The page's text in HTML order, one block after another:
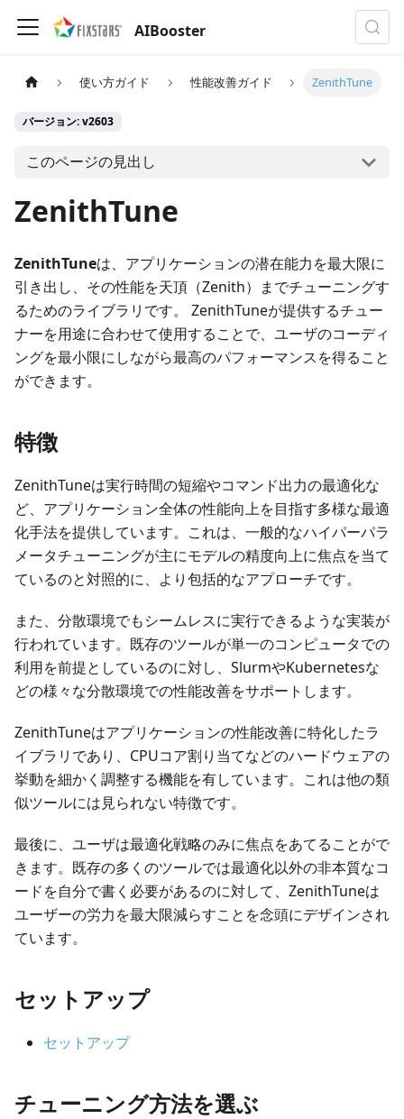
AIBooster
使い方ガイド 性能改善ガイド ZenithTune
バージョン: v2603
このページの見出し
ZenithTune
ZenithTuneは、アプリケーションの潜在能力を最大限に
引き出し、その性能を天頂（Zenith）までチューニングす
るためのライブラリです。 ZenithTuneが提供するチュー
ナーを用途に合わせて使用することで、ユーザのコーディ
ングを最小限にしながら最高のパフォーマンスを得ること
ができます。
特徴
ZenithTuneは実行時間の短縮やコマンド出力の最適化な
ど、アプリケーション全体の性能向上を目指す多様な最適
化手法を提供しています。これは、一般的なハイパーパラ
メータチューニングが主にモデルの精度向上に焦点を当て
ているのと対照的に、より包括的なアプローチです。
また、分散環境でもシームレスに実行できるような実装が
行われています。既存のツールが単一のコンピュータでの
利用を前提としているのに対し、SlurmやKubernetesな
どの様々な分散環境での性能改善をサポートします。
ZenithTuneはアプリケーションの性能改善に特化したラ
イブラリであり、CPUコア割り当てなどのハードウェアの
挙動を細かく調整する機能を有しています。これは他の類
似ツールには見られない特徴です。
最後に、ユーザは最適化戦略のみに焦点をあてることがで
きます。既存の多くのツールでは最適化以外の非本質なコ
ードを自分で書く必要があるのに対して、ZenithTuneは
ユーザーの労力を最大限減らすことを念頭にデザインされ
ています。
セットアップ
セットアップ
チューニング方法を選ぶ